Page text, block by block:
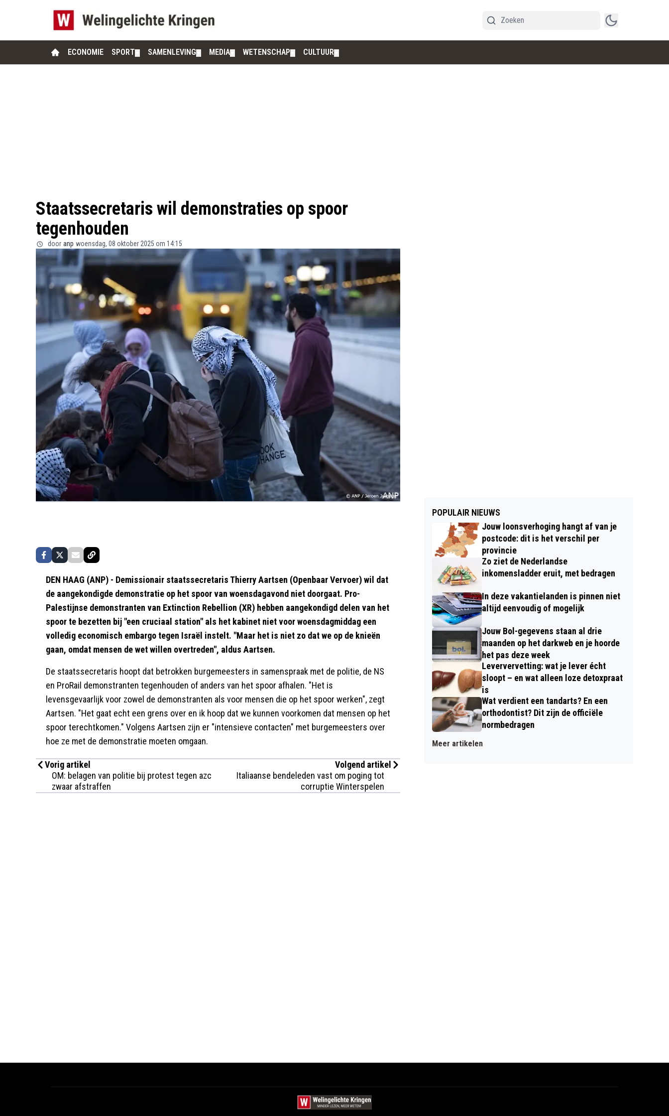
ECONOMIE SPORT SAMENLEVING MEDIA WETENSCHAP CULTUUR
Staatssecretaris wil demonstraties op spoor
tegenhouden
door anp woensdag, 08 oktober 2025 om 14:15
DEN HAAG (ANP) - Demissionair staatssecretaris Thierry Aartsen (Openbaar Vervoer) wil dat
de aangekondigde demonstratie op het spoor van woensdagavond niet doorgaat. Pro-
Palestijnse demonstranten van Extinction Rebellion (XR) hebben aangekondigd delen van het
spoor te bezetten bij "een cruciaal station" als het kabinet niet voor woensdagmiddag een
volledig economisch embargo tegen Israël instelt. "Maar het is niet zo dat we op de knieën
gaan, omdat mensen de wet willen overtreden", aldus Aartsen.
De staatssecretaris hoopt dat betrokken burgemeesters in samenspraak met de politie, de NS
en ProRail demonstranten tegenhouden of anders van het spoor afhalen. "Het is
levensgevaarlijk voor zowel de demonstranten als voor mensen die op het spoor werken", zegt
Aartsen. "Het gaat echt een grens over en ik hoop dat we kunnen voorkomen dat mensen op het
spoor terechtkomen." Volgens Aartsen zijn er "intensieve contacten" met burgemeesters over
hoe ze met de demonstratie moeten omgaan.
Vorig artikel
OM: belagen van politie bij protest tegen azc
zwaar afstraffen
Volgend artikel
Italiaanse bendeleden vast om poging tot
corruptie Winterspelen
POPULAIR NIEUWS
Jouw loonsverhoging hangt af van je
postcode: dit is het verschil per
provincie
Zo ziet de Nederlandse
inkomensladder eruit, met bedragen
In deze vakantielanden is pinnen niet
altijd eenvoudig of mogelijk
Jouw Bol-gegevens staan al drie
maanden op het darkweb en je hoorde
het pas deze week
Leververvetting: wat je lever écht
sloopt – en wat alleen loze detoxpraat
is
Wat verdient een tandarts? En een
orthodontist? Dit zijn de officiële
normbedragen
Meer artikelen